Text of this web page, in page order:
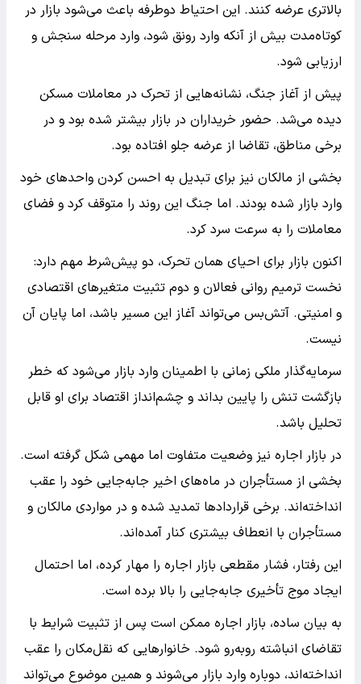
بالاتری عرضه کنند. این احتیاط دوطرفه باعث می‌شود بازار در
کوتاه‌مدت بیش از آنکه وارد رونق شود، وارد مرحله سنجش و
ارزیابی شود.
پیش از آغاز جنگ، نشانه‌هایی از تحرک در معاملات مسکن
دیده می‌شد. حضور خریداران در بازار بیشتر شده بود و در
برخی مناطق، تقاضا از عرضه جلو افتاده بود.
بخشی از مالکان نیز برای تبدیل به احسن کردن واحدهای خود
وارد بازار شده بودند. اما جنگ این روند را متوقف کرد و فضای
معاملات را به سرعت سرد کرد.
اکنون بازار برای احیای همان تحرک، دو پیش‌شرط مهم دارد:
نخست ترمیم روانی فعالان و دوم تثبیت متغیرهای اقتصادی
و امنیتی. آتش‌بس می‌تواند آغاز این مسیر باشد، اما پایان آن
نیست.
سرمایه‌گذار ملکی زمانی با اطمینان وارد بازار می‌شود که خطر
بازگشت تنش را پایین بداند و چشم‌انداز اقتصاد برای او قابل
تحلیل باشد.
در بازار اجاره نیز وضعیت متفاوت اما مهمی شکل گرفته است.
بخشی از مستأجران در ماه‌های اخیر جابه‌جایی خود را عقب
انداخته‌اند. برخی قراردادها تمدید شده و در مواردی مالکان و
مستأجران با انعطاف بیشتری کنار آمده‌اند.
این رفتار، فشار مقطعی بازار اجاره را مهار کرده، اما احتمال
ایجاد موج تأخیری جابه‌جایی را بالا برده است.
به بیان ساده، بازار اجاره ممکن است پس از تثبیت شرایط با
تقاضای انباشته روبه‌رو شود. خانوارهایی که نقل‌مکان را عقب
انداخته‌اند، دوباره وارد بازار می‌شوند و همین موضوع می‌تواند